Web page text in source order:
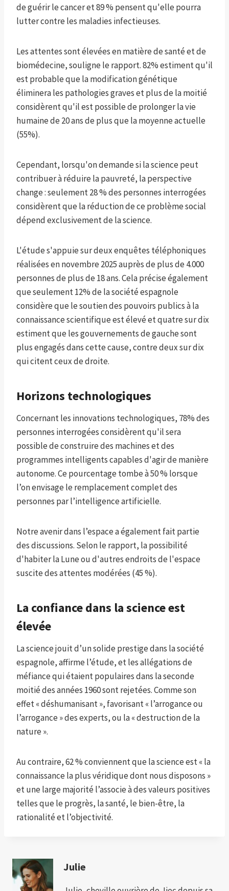
de guérir le cancer et 89 % pensent qu'elle pourra
lutter contre les maladies infectieuses.
Les attentes sont élevées en matière de santé et de
biomédecine, souligne le rapport. 82% estiment qu'il
est probable que la modification génétique
éliminera les pathologies graves et plus de la moitié
considèrent qu'il est possible de prolonger la vie
humaine de 20 ans de plus que la moyenne actuelle
(55%).
Cependant, lorsqu'on demande si la science peut
contribuer à réduire la pauvreté, la perspective
change : seulement 28 % des personnes interrogées
considèrent que la réduction de ce problème social
dépend exclusivement de la science.
L'étude s'appuie sur deux enquêtes téléphoniques
réalisées en novembre 2025 auprès de plus de 4.000
personnes de plus de 18 ans. Cela précise également
que seulement 12% de la société espagnole
considère que le soutien des pouvoirs publics à la
connaissance scientifique est élevé et quatre sur dix
estiment que les gouvernements de gauche sont
plus engagés dans cette cause, contre deux sur dix
qui citent ceux de droite.
Horizons technologiques
Concernant les innovations technologiques, 78% des
personnes interrogées considèrent qu'il sera
possible de construire des machines et des
programmes intelligents capables d'agir de manière
autonome. Ce pourcentage tombe à 50 % lorsque
l’on envisage le remplacement complet des
personnes par l’intelligence artificielle.
Notre avenir dans l’espace a également fait partie
des discussions. Selon le rapport, la possibilité
d'habiter la Lune ou d'autres endroits de l'espace
suscite des attentes modérées (45 %).
La confiance dans la science est
élevée
La science jouit d’un solide prestige dans la société
espagnole, affirme l’étude, et les allégations de
méfiance qui étaient populaires dans la seconde
moitié des années 1960 sont rejetées. Comme son
effet « déshumanisant », favorisant « l’arrogance ou
l’arrogance » des experts, ou la « destruction de la
nature ».
Au contraire, 62 % conviennent que la science est « la
connaissance la plus véridique dont nous disposons »
et une large majorité l’associe à des valeurs positives
telles que le progrès, la santé, le bien-être, la
rationalité et l’objectivité.
Julie